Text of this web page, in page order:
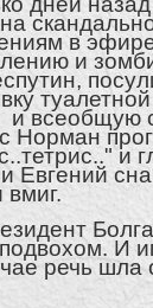
в
и
всеобщую
Норман
и
Евгений
И
речь шла